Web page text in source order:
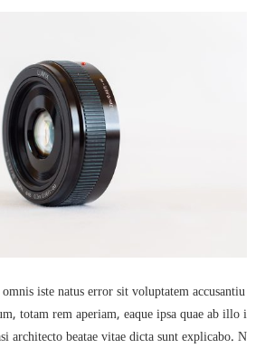
iste natus error sit voluptatem accusantiu
totam rem aperiam, eaque ipsa quae ab illo i
architecto beatae vitae dicta sunt explicabo. N